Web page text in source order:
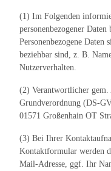
(1) Im Folgenden
personenbezogener Daten
Personenbezogene Daten
beziehbar sind, z. B.
Nutzerverhalten.
(2) Verantwortlicher
Grundverordnung (DS-
01571 Großenhain OT
(3) Bei Ihrer
Kontaktformular werden
Mail-Adresse, ggf. Ihr